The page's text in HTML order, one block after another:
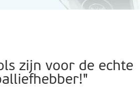
zijn voor de echte